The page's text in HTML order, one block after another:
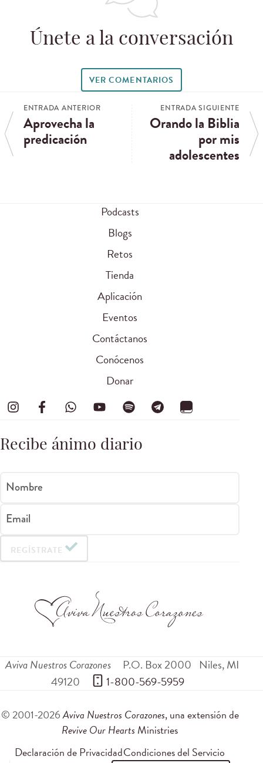
Únete a la conversación
VER COMENTARIOS
ENTRADA ANTERIOR
Aprovecha la
predicación
ENTRADA SIGUIENTE
Orando la Biblia
por mis
adolescentes
Podcasts
Blogs
Retos
Tienda
Aplicación
Eventos
Contáctanos
Conócenos
Donar
Recibe ánimo diario
Nombre
Email
REGÍSTRATE
Aviva Nuestros Corazones P.O. Box 2000 Niles,MI
49120
1-800-569-5959
© 2001-2026Aviva Nuestros Corazones, una extensión de
Revive Our Hearts Ministries
Declaración de PrivacidadCondiciones del Servicio